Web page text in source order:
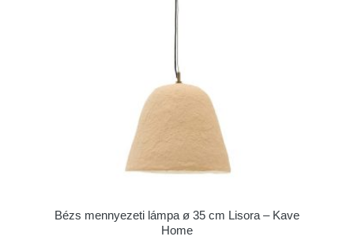
Bézs mennyezeti lámpa ø 35 cm Lisora – Kave
Home